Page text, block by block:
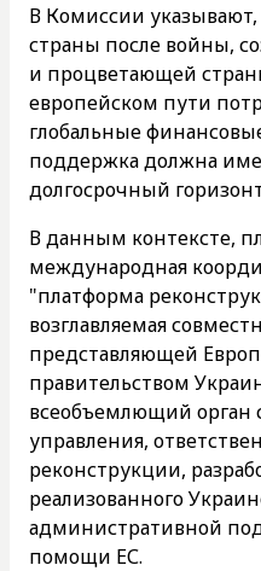
В Комиссии указывают,
страны после войны,
и процветающей
европейском пути
глобальные
поддержка должна
долгосрочный
В данным контексте,
международная
"платформа
возглавляемая
представляющей
правительством
всеобъемлющий орган
управления,
реконструкции,
реализованного
административной
помощи ЕС.